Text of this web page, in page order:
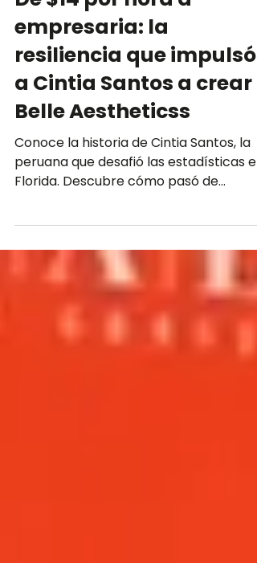
De $14 por hora a
empresaria: la
resiliencia que impulsó
Belle Aestheticss
Conoce la historia de Cintia Santos, la
Florida. Descubre cómo pasó de
conducir Uber a fundar su propia
estética, demostrando que la resiliencia
es el ingrediente secreto del éxito.